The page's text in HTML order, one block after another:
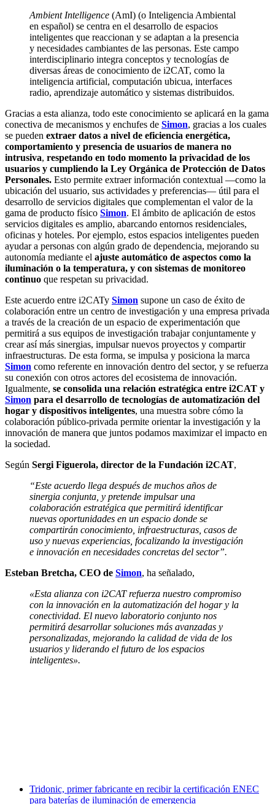
Ambient Intelligence (AmI) (o Inteligencia Ambiental
en español) se centra en el desarrollo de espacios
inteligentes que reaccionan y se adaptan a la presencia
y necesidades cambiantes de las personas. Este campo
interdisciplinario integra conceptos y tecnologías de
diversas áreas de conocimiento de i2CAT, como la
inteligencia artificial, computación ubicua, interfaces
radio, aprendizaje automático y sistemas distribuidos.
Gracias a esta alianza, todo este conocimiento se aplicará en la gama
conectiva de mecanismos y enchufes de Simon, gracias a los cuales
se pueden extraer datos a nivel de eficiencia energética,
comportamiento y presencia de usuarios de manera no
intrusiva, respetando en todo momento la privacidad de los
usuarios y cumpliendo la Ley Orgánica de Protección de Datos
Personales. Esto permite extraer información contextual —como la
ubicación del usuario, sus actividades y preferencias— útil para el
desarrollo de servicios digitales que complementan el valor de la
gama de producto físico Simon. El ámbito de aplicación de estos
servicios digitales es amplio, abarcando entornos residenciales,
oficinas y hoteles. Por ejemplo, estos espacios inteligentes pueden
ayudar a personas con algún grado de dependencia, mejorando su
autonomía mediante el ajuste automático de aspectos como la
iluminación o la temperatura, y con sistemas de monitoreo
continuo que respetan su privacidad.
Este acuerdo entre i2CATy Simon supone un caso de éxito de
colaboración entre un centro de investigación y una empresa privada
a través de la creación de un espacio de experimentación que
permitirá a sus equipos de investigación trabajar conjuntamente y
crear así más sinergias, impulsar nuevos proyectos y compartir
infraestructuras. De esta forma, se impulsa y posiciona la marca
Simon como referente en innovación dentro del sector, y se refuerza
su conexión con otros actores del ecosistema de innovación.
Igualmente, se consolida una relación estratégica entre i2CAT y
Simon para el desarrollo de tecnologías de automatización del
hogar y dispositivos inteligentes, una muestra sobre cómo la
colaboración público-privada permite orientar la investigación y la
innovación de manera que juntos podamos maximizar el impacto en
la sociedad.
Según Sergi Figuerola, director de la Fundación i2CAT,
“Este acuerdo llega después de muchos años de
sinergia conjunta, y pretende impulsar una
colaboración estratégica que permitirá identificar
nuevas oportunidades en un espacio donde se
compartirán conocimiento, infraestructuras, casos de
uso y nuevas experiencias, focalizando la investigación
e innovación en necesidades concretas del sector”.
Esteban Bretcha, CEO de Simon, ha señalado,
«Esta alianza con i2CAT refuerza nuestro compromiso
con la innovación en la automatización del hogar y la
conectividad. El nuevo laboratorio conjunto nos
permitirá desarrollar soluciones más avanzadas y
personalizadas, mejorando la calidad de vida de los
usuarios y liderando el futuro de los espacios
inteligentes».
WhatsApp
Tridonic, primer fabricante en recibir la certificación ENEC
para baterías de iluminación de emergencia